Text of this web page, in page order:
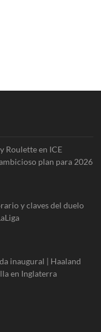
Roulette en ICE
plan para 2026
y claves del duelo
inaugural | Haaland
en Inglaterra